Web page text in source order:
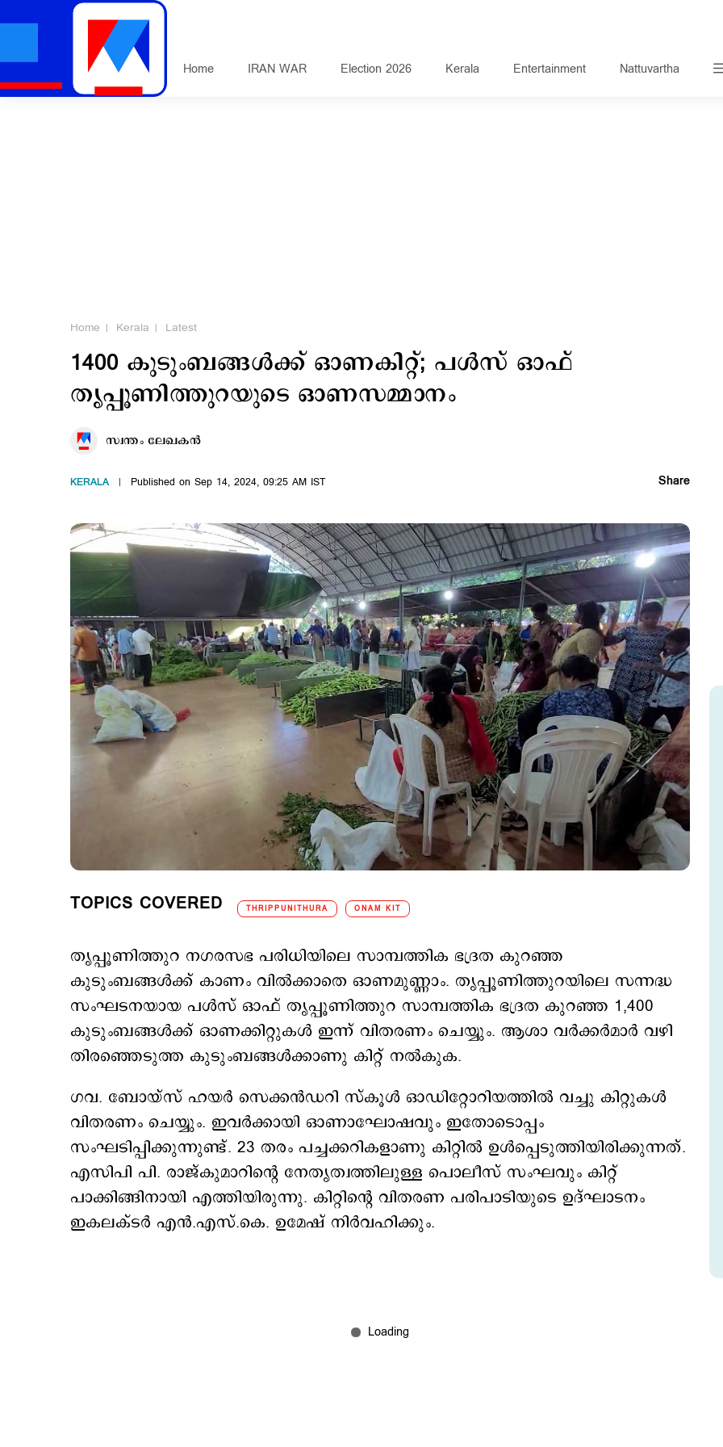
Home IRAN WAR Election 2026 Kerala Entertainment Nattuvartha
Home Kerala Latest
1400 കുടുംബങ്ങള്‍ക്ക് ഓണകിറ്റ്; പള്‍സ് ഓഫ്
തൃപ്പൂണിത്തുറയുടെ ഓണസമ്മാനം
സ്വന്തം ലേഖകൻ
KERALA Published on Sep 14, 2024, 09:25 AM IST Share
TOPICS COVERED THRIPPUNITHURA ONAM KIT
തൃപ്പൂണിത്തുറ നഗരസഭ പരിധിയിലെ സാമ്പത്തിക ഭദ്രത കുറഞ്ഞ
കുടുംബങ്ങൾക്ക് കാണം വിൽക്കാതെ ഓണമുണ്ണാം. തൃപ്പൂണിത്തുറയിലെ സന്നദ്ധ
സംഘടനയായ പൾസ് ഓഫ് തൃപ്പൂണിത്തുറ സാമ്പത്തിക ഭദ്രത കുറഞ്ഞ 1,400
കുടുംബങ്ങൾക്ക് ഓണക്കിറ്റുകള്‍ ഇന്ന് വിതരണം ചെയ്യും. ആശാ വർക്കർമാർ വഴി
തിരഞ്ഞെടുത്ത കുടുംബങ്ങൾക്കാണു കിറ്റ് നൽകുക.
ഗവ. ബോയ്സ് ഹയർ സെക്കൻഡറി സ്കൂൾ ഓഡിറ്റോറിയത്തിൽ വച്ചു കിറ്റുകൾ
വിതരണം ചെയ്യും. ഇവർക്കായി ഓണാഘോഷവും ഇതോടൊപ്പം
സംഘടിപ്പിക്കുന്നുണ്ട്. 23 തരം പച്ചക്കറികളാണു കിറ്റിൽ ഉൾപ്പെടുത്തിയിരിക്കുന്നത്.
എസിപി പി. രാജ്കുമാറിന്റെ നേതൃത്വത്തിലുള്ള പൊലീസ് സംഘവും കിറ്റ്
പാക്കിങ്ങിനായി എത്തിയിരുന്നു. കിറ്റിന്റെ വിതരണ പരിപാടിയുടെ ഉദ്ഘാടനം
ഇകലക്ടർ എൻ.എസ്.കെ. ഉമേഷ് നിർവഹിക്കും.